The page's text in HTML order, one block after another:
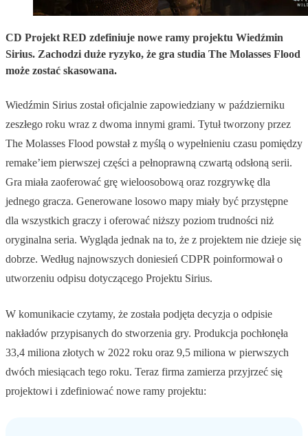
CD Projekt RED zdefiniuje nowe ramy projektu Wiedźmin
Sirius. Zachodzi duże ryzyko, że gra studia The Molasses Flood
może zostać skasowana.
Wiedźmin Sirius został oficjalnie zapowiedziany w październiku
zeszłego roku wraz z dwoma innymi grami. Tytuł tworzony przez
The Molasses Flood powstał z myślą o wypełnieniu czasu pomiędzy
remake’iem pierwszej części a pełnoprawną czwartą odsłoną serii.
Gra miała zaoferować grę wieloosobową oraz rozgrywkę dla
jednego gracza. Generowane losowo mapy miały być przystępne
dla wszystkich graczy i oferować niższy poziom trudności niż
oryginalna seria. Wygląda jednak na to, że z projektem nie dzieje się
dobrze. Według najnowszych doniesień CDPR poinformował o
utworzeniu odpisu dotyczącego Projektu Sirius.
W komunikacie czytamy, że została podjęta decyzja o odpisie
nakładów przypisanych do stworzenia gry. Produkcja pochłonęła
33,4 miliona złotych w 2022 roku oraz 9,5 miliona w pierwszych
dwóch miesiącach tego roku. Teraz firma zamierza przyjrzeć się
projektowi i zdefiniować nowe ramy projektu: